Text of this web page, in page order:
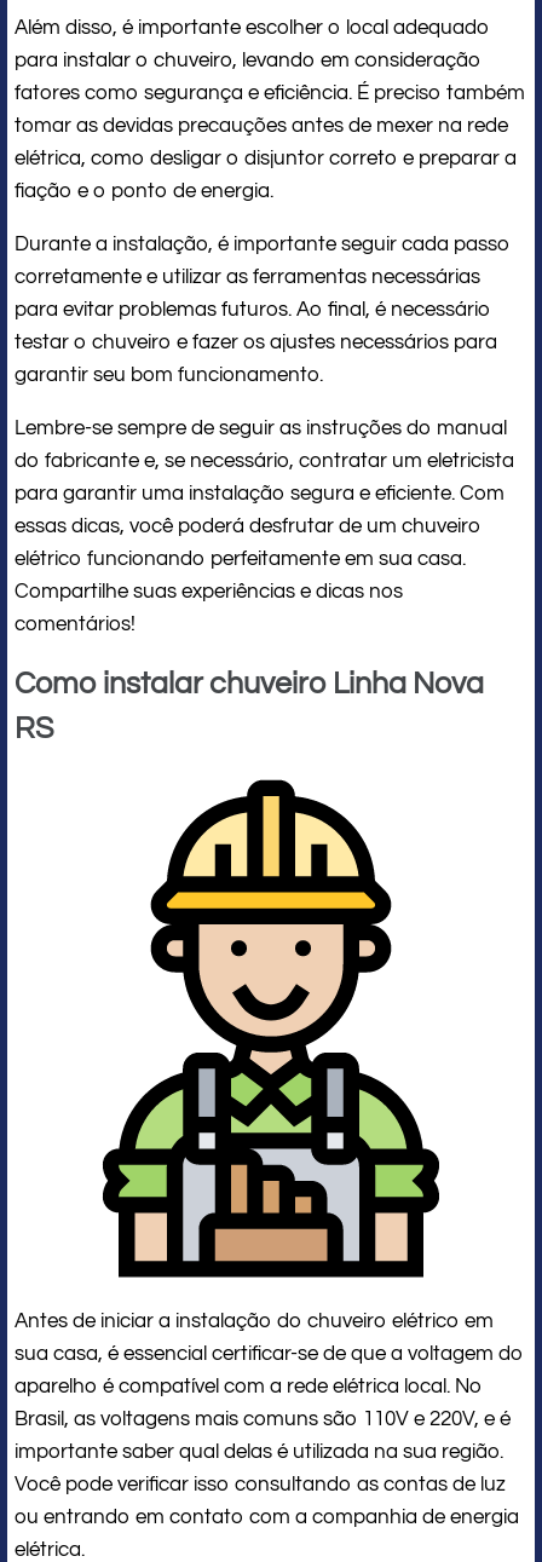
Além disso, é importante escolher o local adequado
para instalar o chuveiro, levando em consideração
fatores como segurança e eficiência. É preciso também
tomar as devidas precauções antes de mexer na rede
elétrica, como desligar o disjuntor correto e preparar a
fiação e o ponto de energia.
Durante a instalação, é importante seguir cada passo
corretamente e utilizar as ferramentas necessárias
para evitar problemas futuros. Ao final, é necessário
testar o chuveiro e fazer os ajustes necessários para
garantir seu bom funcionamento.
Lembre-se sempre de seguir as instruções do manual
do fabricante e, se necessário, contratar um eletricista
para garantir uma instalação segura e eficiente. Com
essas dicas, você poderá desfrutar de um chuveiro
elétrico funcionando perfeitamente em sua casa.
Compartilhe suas experiências e dicas nos
comentários!
Como instalar chuveiro Linha Nova
RS
Antes de iniciar a instalação do chuveiro elétrico em
sua casa, é essencial certificar-se de que a voltagem do
aparelho é compatível com a rede elétrica local. No
Brasil, as voltagens mais comuns são 110V e 220V, e é
importante saber qual delas é utilizada na sua região.
Você pode verificar isso consultando as contas de luz
ou entrando em contato com a companhia de energia
elétrica.